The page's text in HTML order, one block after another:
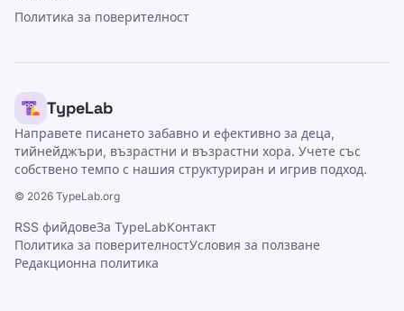
Политика за поверителност
TypeLab
Направете писането забавно и ефективно за деца,
тийнейджъри, възрастни и възрастни хора. Учете със
собствено темпо с нашия структуриран и игрив подход.
© 2026 TypeLab.org
RSS фийдовеЗа TypeLabКонтакт
Политика за поверителностУсловия за ползване
Редакционна политика